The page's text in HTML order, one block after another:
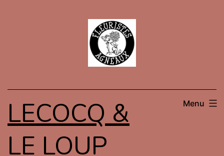
LECOCQ &
LE LOUP
Menu